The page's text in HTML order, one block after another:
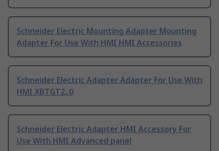
Schneider Electric Mounting Adapter Mounting
Adapter For Use With HMI HMI Accessories
Schneider Electric Adapter Adapter For Use With
HMI XBTGT2..0
Schneider Electric Adapter HMI Accessory For
Use With HMI Advanced panel